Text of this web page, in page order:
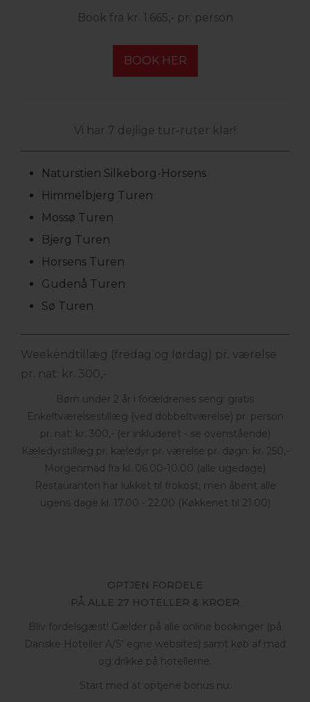
Book fra kr. 1.665,- pr. person
BOOK HER
Vi har 7 dejlige tur-ruter klar!
Naturstien Silkeborg-Horsens
Himmelbjerg Turen
Mossø Turen
Bjerg Turen
Horsens Turen
Gudenå Turen
Sø Turen
Weekendtillæg (fredag og lørdag) pr. værelse
pr. nat: kr. 300,-
Børn under 2 år i forældrenes seng: gratis
Enkeltværelsestillæg (ved dobbeltværelse) pr. person
pr. nat: kr. 300,- (er inkluderet - se ovenstående)
Kæledyrstillæg pr. kæledyr pr. værelse pr. døgn: kr. 250,-
Morgenmad fra kl. 06.00-10.00 (alle ugedage)
Restauranten har lukket til frokost, men åbent alle
ugens dage kl. 17.00 - 22.00 (Køkkenet til 21.00)
OPTJEN FORDELE
PÅ ALLE 27 HOTELLER & KROER
Bliv fordelsgæst! Gælder på alle online bookinger (på
Danske Hoteller A/S' egne websites) samt køb af mad
og drikke på hotellerne.
Start med at optjene bonus nu: